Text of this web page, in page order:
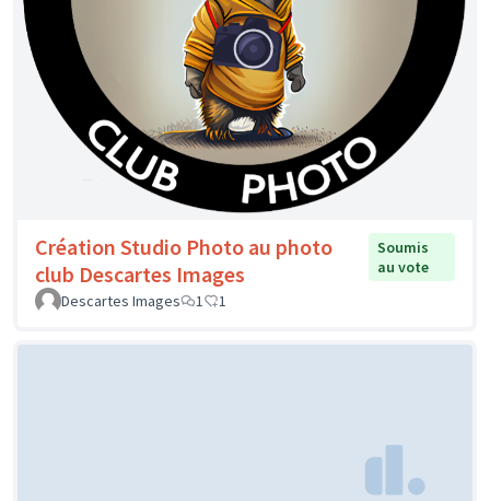
Création Studio Photo au photo
club Descartes Images
Soumis
au vote
Descartes Images
1 1